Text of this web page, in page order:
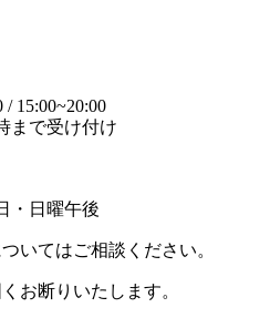
/ 15:00~20:00
まで受け付け
・日曜午後
いてはご相談ください。
お断りいたします。